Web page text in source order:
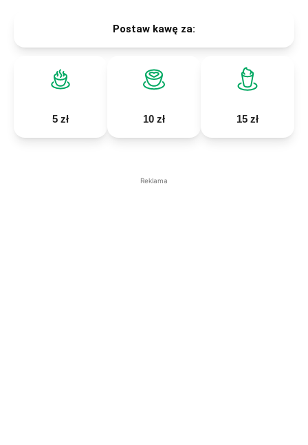
Postaw kawę za:
5 zł 10 zł 15 zł
Reklama